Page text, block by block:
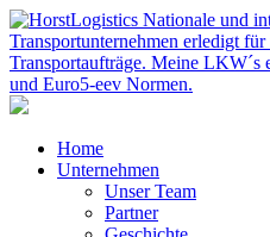
Home
Unternehmen
Unser Team
Partner